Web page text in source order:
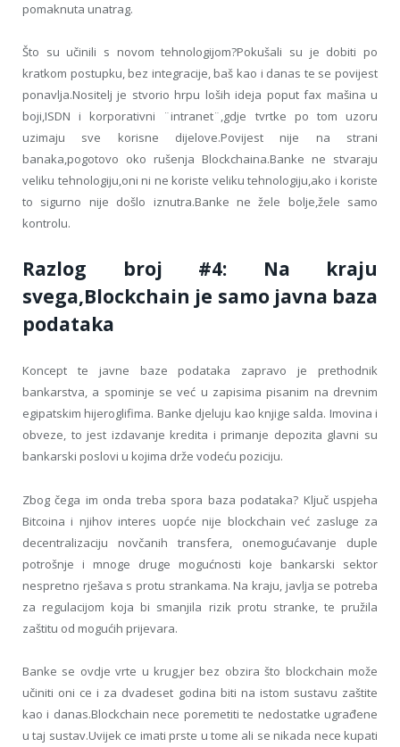
pomaknuta unatrag.
Što su učinili s novom tehnologijom?Pokušali su je dobiti po
kratkom postupku, bez integracije, baš kao i danas te se povijest
ponavlja.Nositelj je stvorio hrpu loših ideja poput fax mašina u
boji,ISDN i korporativni ¨intranet¨,gdje tvrtke po tom uzoru
uzimaju sve korisne dijelove.Povijest nije na strani
banaka,pogotovo oko rušenja Blockchaina.Banke ne stvaraju
veliku tehnologiju,oni ni ne koriste veliku tehnologiju,ako i koriste
to sigurno nije došlo iznutra.Banke ne žele bolje,žele samo
kontrolu.
Razlog broj #4: Na kraju
svega,Blockchain je samo javna baza
podataka
Koncept te javne baze podataka zapravo je prethodnik
bankarstva, a spominje se već u zapisima pisanim na drevnim
egipatskim hijeroglifima. Banke djeluju kao knjige salda. Imovina i
obveze, to jest izdavanje kredita i primanje depozita glavni su
bankarski poslovi u kojima drže vodeću poziciju.
Zbog čega im onda treba spora baza podataka? Ključ uspjeha
Bitcoina i njihov interes uopće nije blockchain već zasluge za
decentralizaciju novčanih transfera, onemogućavanje duple
potrošnje i mnoge druge mogućnosti koje bankarski sektor
nespretno rješava s protu strankama. Na kraju, javlja se potreba
za regulacijom koja bi smanjila rizik protu stranke, te pružila
zaštitu od mogućih prijevara.
Banke se ovdje vrte u krug,jer bez obzira što blockchain može
učiniti oni ce i za dvadeset godina biti na istom sustavu zaštite
kao i danas.Blockchain nece poremetiti te nedostatke ugrađene
u taj sustav.Uvijek ce imati prste u tome ali se nikada nece kupati